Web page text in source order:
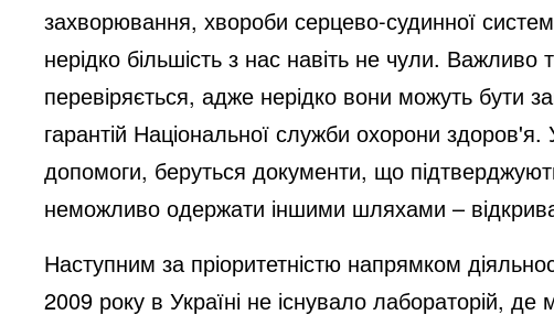
захворювання, хвороби серцево-судинної
нерідко більшість з нас навіть не чули.
перевіряється, адже нерідко вони можуть бути
гарантій Національної служби охорони
допомоги, беруться документи, що
неможливо одержати іншими шляхами –
Наступним за пріоритетністю напрямком
2009 року в Україні не існувало лабораторій,